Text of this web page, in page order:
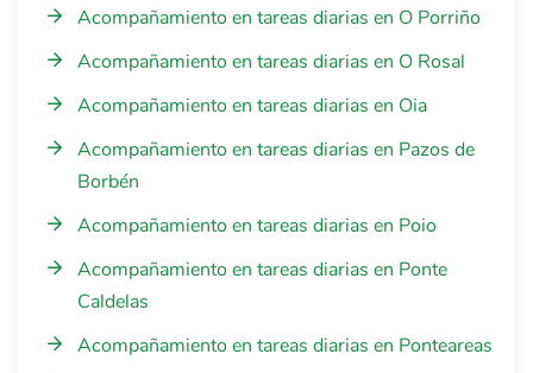
Acompañamiento en tareas diarias en O Porriño
Acompañamiento en tareas diarias en O Rosal
Acompañamiento en tareas diarias en Oia
Acompañamiento en tareas diarias en Pazos de
Borbén
Acompañamiento en tareas diarias en Poio
Acompañamiento en tareas diarias en Ponte
Caldelas
Acompañamiento en tareas diarias en Ponteareas